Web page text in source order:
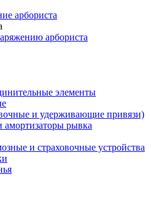
арбориста
арбориста
элементы
и удерживающие привязи)
амортизаторы рывка
и страховочные устройства